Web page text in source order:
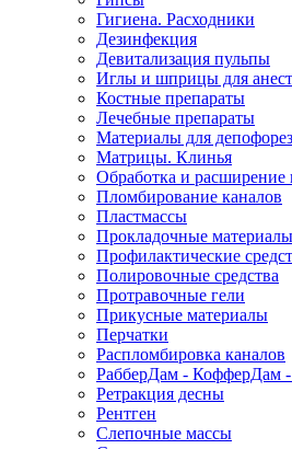
Гигиена. Расходники
Дезинфекция
Девитализация пульпы
Иглы и шприцы для
Костные препараты
Лечебные препараты
Материалы для
Матрицы. Клинья
Обработка и расширение
Пломбирование каналов
Пластмассы
Прокладочные материалы
Профилактические
Полировочные средства
Протравочные гели
Прикусные материалы
Перчатки
Распломбировка каналов
РабберДам - КофферДам
Ретракция десны
Рентген
Слепочные массы